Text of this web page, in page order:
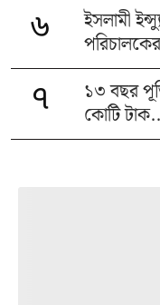
৬
ইসলামী
৭
১৩ বছর
কোটি